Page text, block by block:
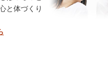
と体づくり